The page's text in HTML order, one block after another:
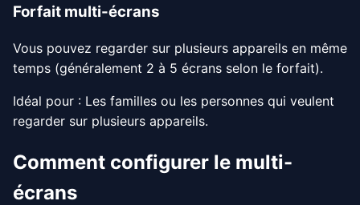
Forfait multi-écrans
Vous pouvez regarder sur plusieurs appareils en même
temps (généralement 2 à 5 écrans selon le forfait).
Idéal pour : Les familles ou les personnes qui veulent
regarder sur plusieurs appareils.
Comment configurer le multi-
écrans